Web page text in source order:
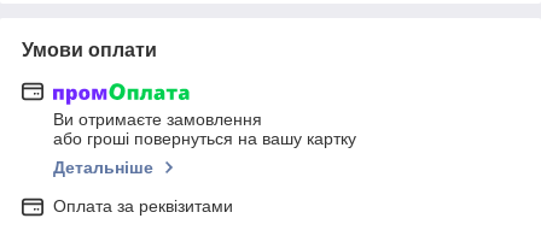
Умови оплати
Ви отримаєте замовлення
або гроші повернуться на вашу картку
Детальніше
Оплата за реквізитами